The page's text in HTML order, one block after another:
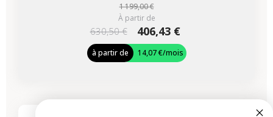
1 199,00 €
À partir de
630,50 € 406,43 €
à partir de 14,07 €/mois